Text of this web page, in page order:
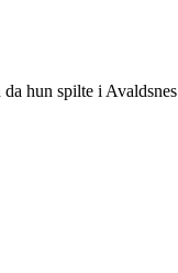
hun spilte i